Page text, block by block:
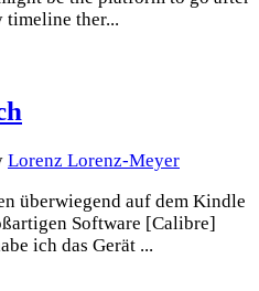
timeline ther...
Lorenz Lorenz-Meyer
überwiegend auf dem Kindle
Software [Calibre]
ich das Gerät ...